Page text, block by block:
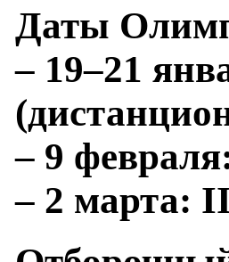
Даты
– 19–21
– 9 февраля
– 2 марта: